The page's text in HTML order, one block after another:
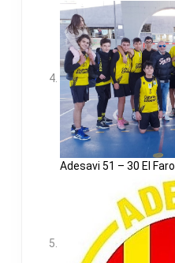
Adesavi 51 – 30 El Faro